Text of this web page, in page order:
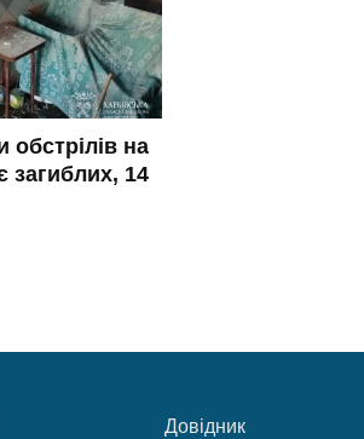
обстрілів на
загиблих, 14
Довідник